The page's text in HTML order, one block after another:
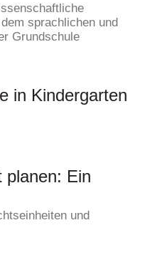
sprachlichen und
Grundschule
in Kindergarten
planen: Ein
und